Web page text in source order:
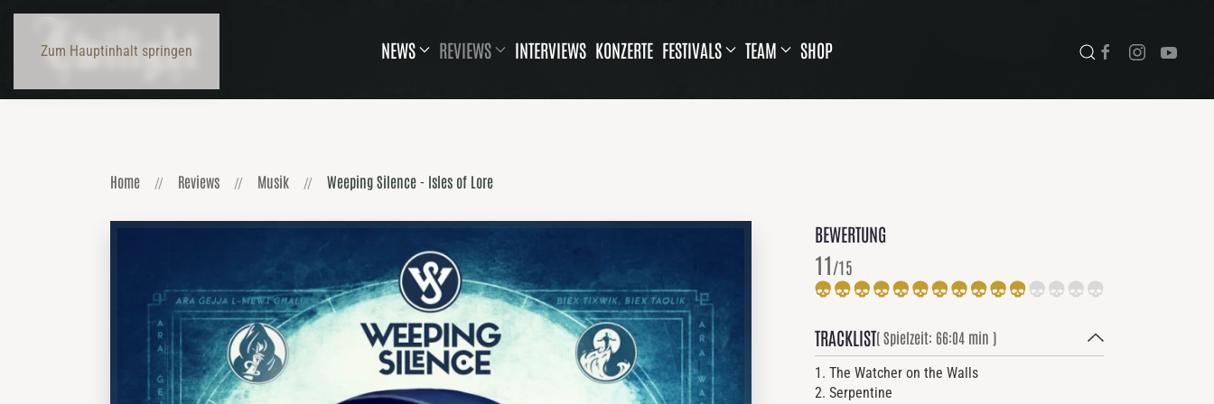
Zum Hauptinhalt springen NEWS REVIEWS INTERVIEWS KONZERTE FESTIVALS TEAM SHOP
Home Reviews Musik Weeping Silence - Isles of Lore
BEWERTUNG
11/15
TRACKLIST( Spielzeit: 66:04 min )
1. The Watcher on the Walls
2. Serpentine